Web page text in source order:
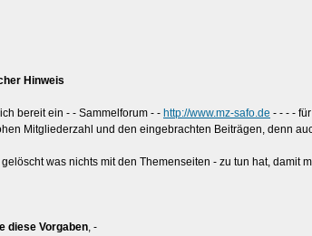
Hinweis
bereit ein - - Sammelforum - - http://www.mz-safo.de - - - -
Mitgliederzahl und den eingebrachten Beiträgen, denn
was nichts mit den Themenseiten - zu tun hat, damit
diese Vorgaben, -